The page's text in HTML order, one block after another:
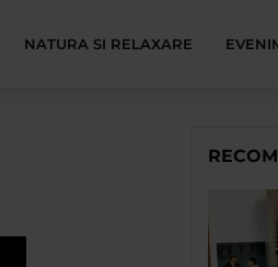
NATURA SI RELAXARE